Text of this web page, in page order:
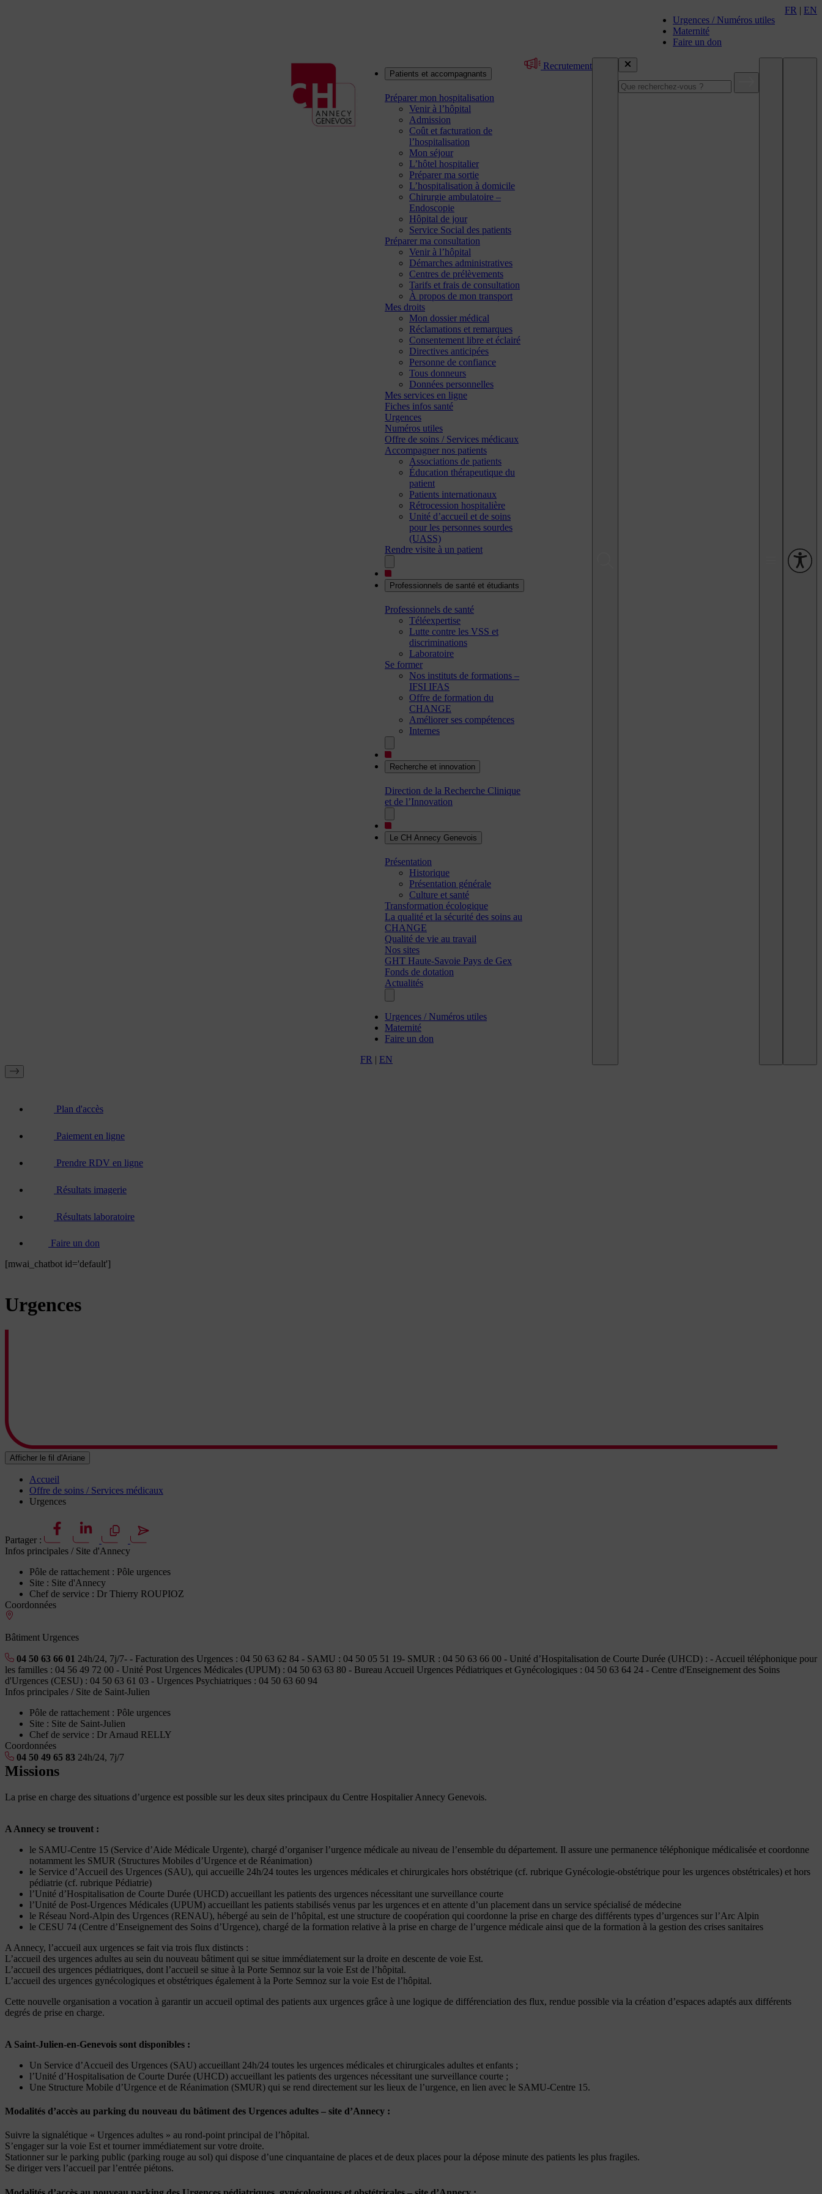
Urgences / Numéros utiles
Maternité
Faire un don
FR | EN
Patients et accompagnants
Préparer mon hospitalisation
Venir à l’hôpital
Admission
Coût et facturation de
l’hospitalisation
Mon séjour
L’hôtel hospitalier
Préparer ma sortie
L’hospitalisation à domicile
Chirurgie ambulatoire –
Endoscopie
Hôpital de jour
Service Social des patients
Préparer ma consultation
Venir à l’hôpital
Démarches administratives
Centres de prélèvements
Tarifs et frais de consultation
À propos de mon transport
Mes droits
Mon dossier médical
Réclamations et remarques
Consentement libre et éclairé
Directives anticipées
Personne de confiance
Tous donneurs
Données personnelles
Mes services en ligne
Fiches infos santé
Urgences
Numéros utiles
Offre de soins / Services médicaux
Accompagner nos patients
Associations de patients
Éducation thérapeutique du
patient
Patients internationaux
Rétrocession hospitalière
Unité d’accueil et de soins
pour les personnes sourdes
(UASS)
Rendre visite à un patient
Professionnels de santé et étudiants
Professionnels de santé
Téléexpertise
Lutte contre les VSS et
discriminations
Laboratoire
Se former
Nos instituts de formations –
IFSI IFAS
Offre de formation du
CHANGE
Améliorer ses compétences
Internes
Recherche et innovation
Direction de la Recherche Clinique
et de l’Innovation
Le CH Annecy Genevois
Présentation
Historique
Présentation générale
Culture et santé
Transformation écologique
La qualité et la sécurité des soins au
CHANGE
Qualité de vie au travail
Nos sites
GHT Haute-Savoie Pays de Gex
Fonds de dotation
Actualités
Urgences / Numéros utiles
Maternité
Faire un don
FR | EN
Recrutement
Plan d'accès
Paiement en ligne
Prendre RDV en ligne
Résultats imagerie
Résultats laboratoire
Faire un don
[mwai_chatbot id='default']
Urgences
Afficher le fil d'Ariane
Accueil
Offre de soins / Services médicaux
Urgences
Partager :
Infos principales / Site d'Annecy
Pôle de rattachement : Pôle urgences
Site : Site d'Annecy
Chef de service : Dr Thierry ROUPIOZ
Coordonnées
Bâtiment Urgences
04 50 63 66 01 24h/24, 7j/7- - Facturation des Urgences : 04 50 63 62 84 - SAMU : 04 50 05 51 19- SMUR : 04 50 63 66 00 - Unité d’Hospitalisation de Courte Durée (UHCD) : - Accueil téléphonique pour
les familles : 04 56 49 72 00 - Unité Post Urgences Médicales (UPUM) : 04 50 63 63 80 - Bureau Accueil Urgences Pédiatriques et Gynécologiques : 04 50 63 64 24 - Centre d'Enseignement des Soins
d'Urgences (CESU) : 04 50 63 61 03 - Urgences Psychiatriques : 04 50 63 60 94
Infos principales / Site de Saint-Julien
Pôle de rattachement : Pôle urgences
Site : Site de Saint-Julien
Chef de service : Dr Arnaud RELLY
Coordonnées
04 50 49 65 83 24h/24, 7j/7
Missions
La prise en charge des situations d’urgence est possible sur les deux sites principaux du Centre Hospitalier Annecy Genevois.
A Annecy se trouvent :
le SAMU-Centre 15 (Service d’Aide Médicale Urgente), chargé d’organiser l’urgence médicale au niveau de l’ensemble du département. Il assure une permanence téléphonique médicalisée et coordonne
notamment les SMUR (Structures Mobiles d’Urgence et de Réanimation)
le Service d’Accueil des Urgences (SAU), qui accueille 24h/24 toutes les urgences médicales et chirurgicales hors obstétrique (cf. rubrique Gynécologie-obstétrique pour les urgences obstétricales) et hors
pédiatrie (cf. rubrique Pédiatrie)
l’Unité d’Hospitalisation de Courte Durée (UHCD) accueillant les patients des urgences nécessitant une surveillance courte
l’Unité de Post-Urgences Médicales (UPUM) accueillant les patients stabilisés venus par les urgences et en attente d’un placement dans un service spécialisé de médecine
le Réseau Nord-Alpin des Urgences (RENAU), hébergé au sein de l’hôpital, est une structure de coopération qui coordonne la prise en charge des différents types d’urgences sur l’Arc Alpin
le CESU 74 (Centre d’Enseignement des Soins d’Urgence), chargé de la formation relative à la prise en charge de l’urgence médicale ainsi que de la formation à la gestion des crises sanitaires
A Annecy, l’accueil aux urgences se fait via trois flux distincts :
L’accueil des urgences adultes au sein du nouveau bâtiment qui se situe immédiatement sur la droite en descente de voie Est.
L’accueil des urgences pédiatriques, dont l’accueil se situe à la Porte Semnoz sur la voie Est de l’hôpital.
L’accueil des urgences gynécologiques et obstétriques également à la Porte Semnoz sur la voie Est de l’hôpital.
Cette nouvelle organisation a vocation à garantir un accueil optimal des patients aux urgences grâce à une logique de différenciation des flux, rendue possible via la création d’espaces adaptés aux différents
degrés de prise en charge.
A Saint-Julien-en-Genevois sont disponibles :
Un Service d’Accueil des Urgences (SAU) accueillant 24h/24 toutes les urgences médicales et chirurgicales adultes et enfants ;
l’Unité d’Hospitalisation de Courte Durée (UHCD) accueillant les patients des urgences nécessitant une surveillance courte ;
Une Structure Mobile d’Urgence et de Réanimation (SMUR) qui se rend directement sur les lieux de l’urgence, en lien avec le SAMU-Centre 15.
Modalités d’accès au parking du nouveau du bâtiment des Urgences adultes – site d’Annecy :
Suivre la signalétique « Urgences adultes » au rond-point principal de l’hôpital.
S’engager sur la voie Est et tourner immédiatement sur votre droite.
Stationner sur le parking public (parking rouge au sol) qui dispose d’une cinquantaine de places et de deux places pour la dépose minute des patients les plus fragiles.
Se diriger vers l’accueil par l’entrée piétons.